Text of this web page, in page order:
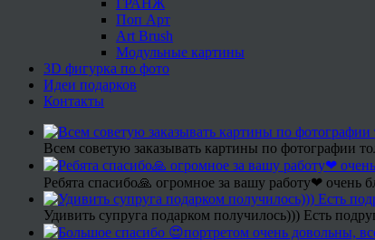
Поп Арт
Art Brush
Модульные картины
3D фигурка по фото
Идеи подарков
Контакты
Всем советую заказывать картины по фотографии
Ребята спасибо🙏 огромное за вашу работу❤ очень
Удивить супруга подарком получилось))) Есть